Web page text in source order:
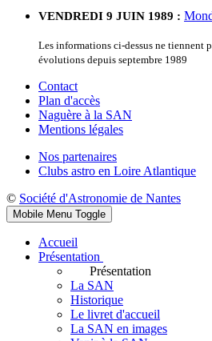
VENDREDI 9 JUIN 1989 :
Les informations ci-dessus ne tiennent
évolutions depuis septembre 1989
Contact
Plan d'accès
Naguère à la SAN
Mentions légales
Nos partenaires
Clubs astro en Loire Atlantique
© Société d'Astronomie de Nantes
Mobile Menu Toggle
Accueil
Présentation
Présentation
La SAN
Historique
Le livret d'accueil
La SAN en images